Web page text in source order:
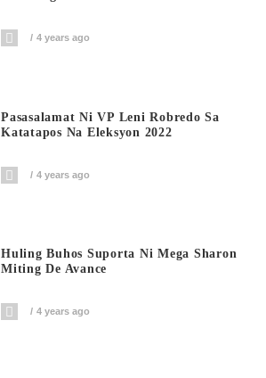
4 years ago
Pasasalamat Ni VP Leni Robredo Sa
Katatapos Na Eleksyon 2022
4 years ago
Huling Buhos Suporta Ni Mega Sharon
Miting De Avance
4 years ago